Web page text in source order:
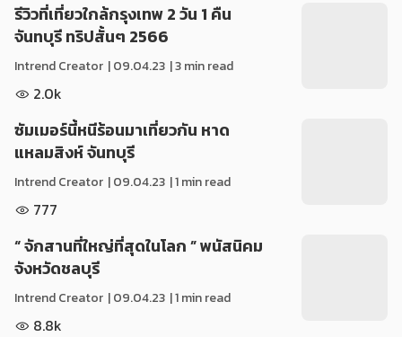
รีวิวที่เที่ยวใกล้กรุงเทพ 2 วัน 1 คืน
จันทบุรี ทริปสั้นๆ 2566
Intrend Creator |09.04.23 | 3 min read
2.0k
ซัมเมอร์​นี้​หนีร้อนมาเที่ยวกัน​ หาด
แหลมสิงห์​ จันทบุรี
Intrend Creator |09.04.23 | 1 min read
777
“ จักสานที่ใหญ่ที่สุดในโลก ” พนัสนิคม
จังหวัดชลบุรี
Intrend Creator |09.04.23 | 1 min read
8.8k